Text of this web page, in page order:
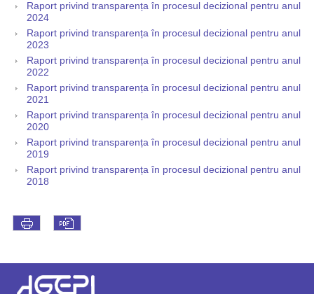
Raport privind transparența în procesul decizional pentru anul
2024
Raport privind transparența în procesul decizional pentru anul
2023
Raport privind transparența în procesul decizional pentru anul
2022
Raport privind transparența în procesul decizional pentru anul
2021
Raport privind transparența în procesul decizional pentru anul
2020
Raport privind transparența în procesul decizional pentru anul
2019
Raport privind transparența în procesul decizional pentru anul
2018